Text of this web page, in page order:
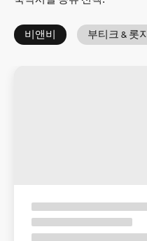
비앤비 부티크 & 롯지